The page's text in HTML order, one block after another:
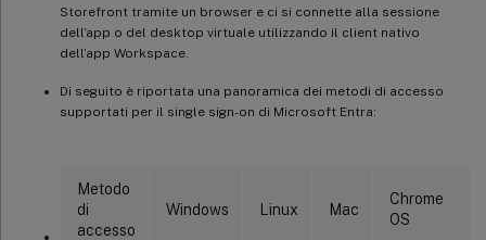
Storefront tramite un browser e ci si connette alla sessione
dell’app o del desktop virtuale utilizzando il client nativo
dell’app Workspace.
Di seguito è riportata una panoramica dei metodi di accesso
supportati per il single sign-on di Microsoft Entra:
Metodo
di
accesso
Windows Linux Mac
Chrome
OS